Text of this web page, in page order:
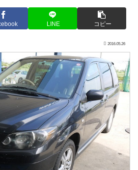
LINE コピー
2016.05.26